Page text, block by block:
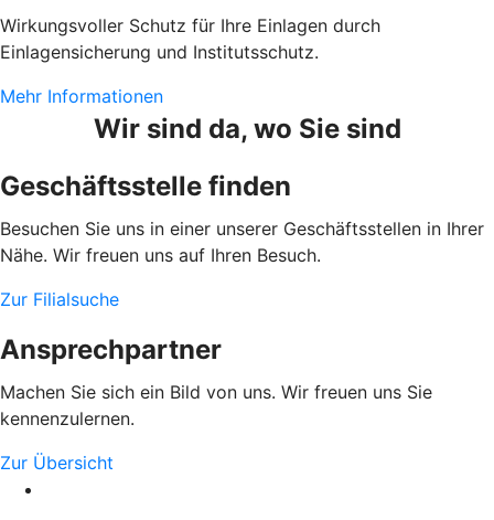
Wirkungsvoller Schutz für Ihre Einlagen durch
Einlagensicherung und Institutsschutz.
Mehr Informationen
Wir sind da, wo Sie sind
Geschäftsstelle finden
Besuchen Sie uns in einer unserer Geschäftsstellen in Ihrer
Nähe. Wir freuen uns auf Ihren Besuch.
Zur Filialsuche
Ansprechpartner
Machen Sie sich ein Bild von uns. Wir freuen uns Sie
kennenzulernen.
Zur Übersicht